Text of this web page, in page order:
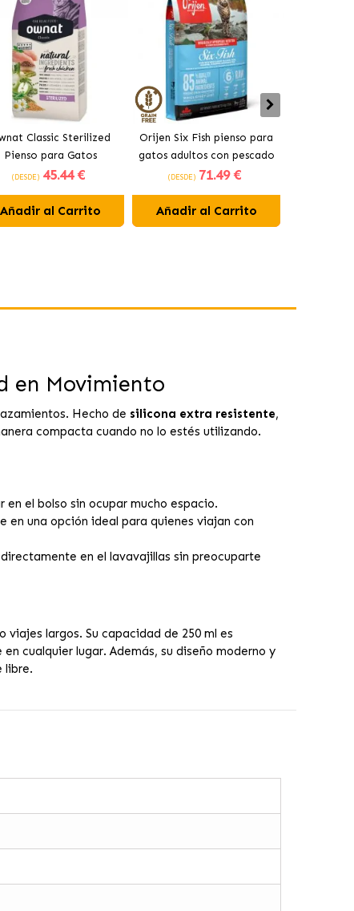
Classic Sterilized
Pienso para Gatos
Esterilizados
(DESDE) 45.44 €
Añadir al Carrito
Orijen Six Fish pienso para
gatos adultos con pescado
(DESDE) 71.49 €
Añadir al Carrito
en Movimiento
Hecho de silicona extra resistente,
compacta cuando no lo estés utilizando.
el bolso sin ocupar mucho espacio.
en una opción ideal para quienes viajan con
en el lavavajillas sin preocuparte
largos. Su capacidad de 250 ml es
cualquier lugar. Además, su diseño moderno y
libre.